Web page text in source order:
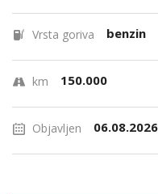
Vrsta goriva benzin
km 150.000
Objavljen